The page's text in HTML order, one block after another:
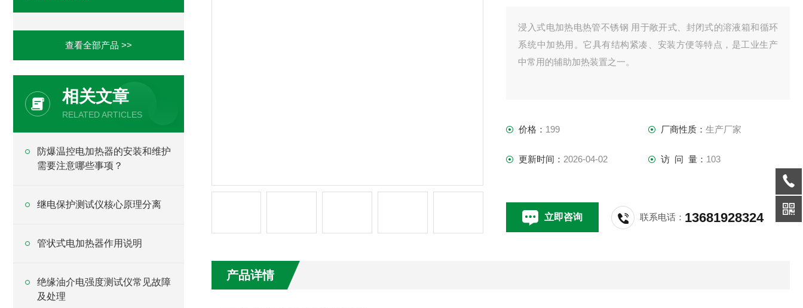
查看全部产品 >>
相关文章
RELATED ARTICLES
防爆温控电加热器的安装和维护
需要注意哪些事项？
继电保护测试仪核心原理分离
管状式电加热器作用说明
绝缘油介电强度测试仪常见故障
及处理
浸入式电加热电热管不锈钢 用于敞开式、封闭式的溶液箱和循环
系统中加热用。它具有结构紧凑、安装方便等特点，是工业生产
中常用的辅助加热装置之一。
价格： 199 厂商性质： 生产厂家
更新时间： 2026-04-02 访 问 量： 103
立即咨询 联系电话： 13681928324
产品详情